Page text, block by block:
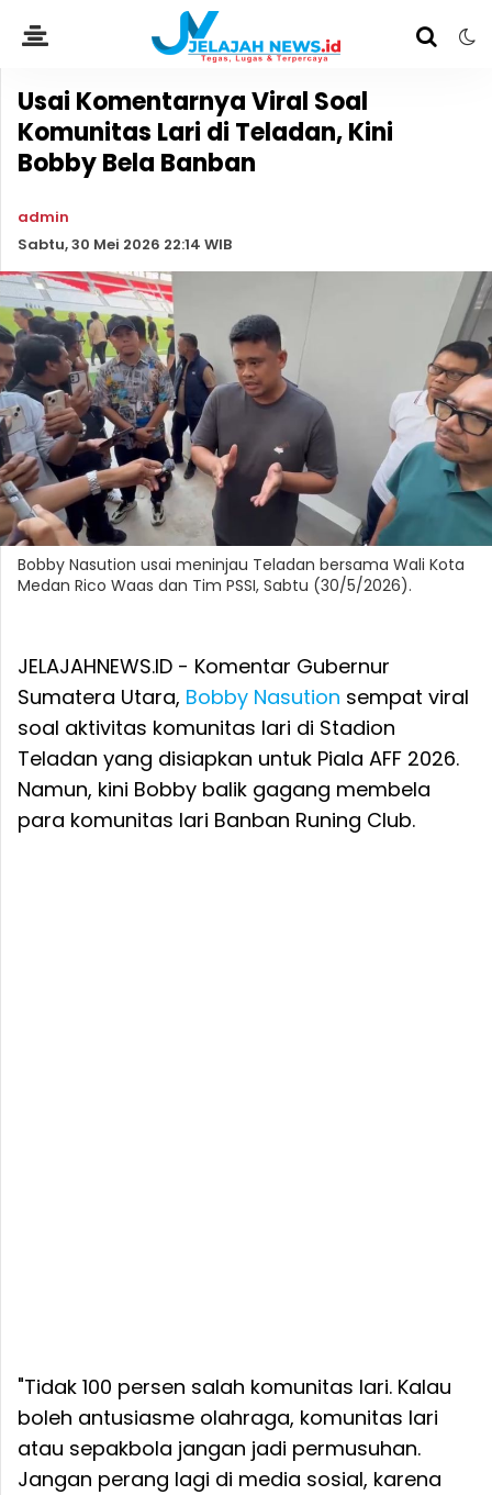
Usai Komentarnya Viral Soal
Komunitas Lari di Teladan, Kini
Bobby Bela Banban
admin
Sabtu, 30 Mei 2026 22:14 WIB
Bobby Nasution usai meninjau Teladan bersama Wali Kota
Medan Rico Waas dan Tim PSSI, Sabtu (30/5/2026).
JELAJAHNEWS.ID - Komentar Gubernur
Sumatera Utara, Bobby Nasution sempat viral
soal aktivitas komunitas lari di Stadion
Teladan yang disiapkan untuk Piala AFF 2026.
Namun, kini Bobby balik gagang membela
para komunitas lari Banban Runing Club.
"Tidak 100 persen salah komunitas lari. Kalau
boleh antusiasme olahraga, komunitas lari
atau sepakbola jangan jadi permusuhan.
Jangan perang lagi di media sosial, karena